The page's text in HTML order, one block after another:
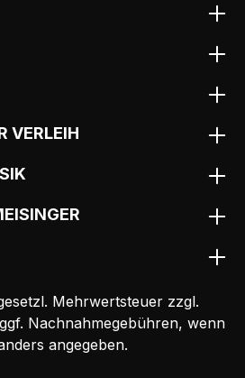
VERLEIH
Mehrwertsteuer zzgl.
Nachnahmegebühren, wenn
angegeben.